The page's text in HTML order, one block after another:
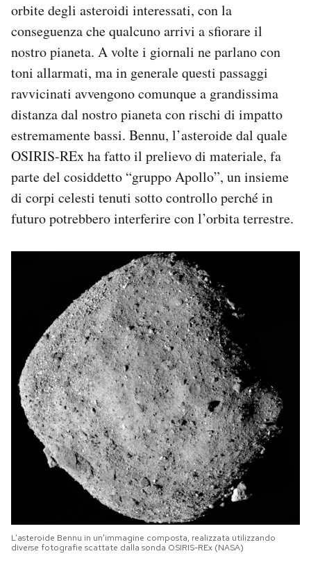
orbite degli asteroidi interessati, con la
conseguenza che qualcuno arrivi a sfiorare il
nostro pianeta. A volte i giornali ne parlano con
toni allarmati, ma in generale questi passaggi
ravvicinati avvengono comunque a grandissima
distanza dal nostro pianeta con rischi di impatto
estremamente bassi. Bennu, l’asteroide dal quale
OSIRIS-REx ha fatto il prelievo di materiale, fa
parte del cosiddetto “gruppo Apollo”, un insieme
di corpi celesti tenuti sotto controllo perché in
futuro potrebbero interferire con l’orbita terrestre.
L’asteroide Bennu in un’immagine composta, realizzata utilizzando
diverse fotografie scattate dalla sonda OSIRIS-REx (NASA)